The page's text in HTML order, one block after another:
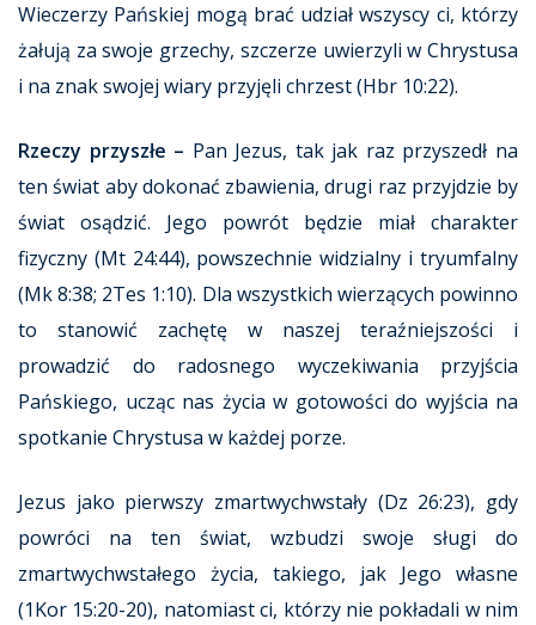
Wieczerzy Pańskiej mogą brać udział wszyscy ci, którzy
żałują za swoje grzechy, szczerze uwierzyli w Chrystusa
i na znak swojej wiary przyjęli chrzest (Hbr 10:22).
Rzeczy przyszłe – Pan Jezus, tak jak raz przyszedł na
ten świat aby dokonać zbawienia, drugi raz przyjdzie by
świat osądzić. Jego powrót będzie miał charakter
fizyczny (Mt 24:44), powszechnie widzialny i tryumfalny
(Mk 8:38; 2Tes 1:10). Dla wszystkich wierzących powinno
to stanowić zachętę w naszej teraźniejszości i
prowadzić do radosnego wyczekiwania przyjścia
Pańskiego, ucząc nas życia w gotowości do wyjścia na
spotkanie Chrystusa w każdej porze.
Jezus jako pierwszy zmartwychwstały (Dz 26:23), gdy
powróci na ten świat, wzbudzi swoje sługi do
zmartwychwstałego życia, takiego, jak Jego własne
(1Kor 15:20-20), natomiast ci, którzy nie pokładali w nim